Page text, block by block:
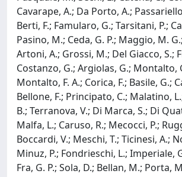
Cavarape, A.; Da Porto, A.;
Berti, F.; Famularo, G.; Tarsitani, P.;
Pasino, M.; Ceda, G. P.; Maggio, M.
Artoni, A.; Grossi, M.; Del Giacco, S.;
Costanzo, G.; Argiolas, G.; Montalto,
Montalto, F. A.; Corica, F.; Basile, G.;
Bellone, F.; Principato, C.; Malatino,
B.; Terranova, V.; Di Marca, S.; Di
Malfa, L.; Caruso, R.; Mecocci, P.;
Boccardi, V.; Meschi, T.; Ticinesi, A.;
Minuz, P.; Fondrieschi, L.; Imperiale,
Fra, G. P.; Sola, D.; Bellan, M.; Porta,